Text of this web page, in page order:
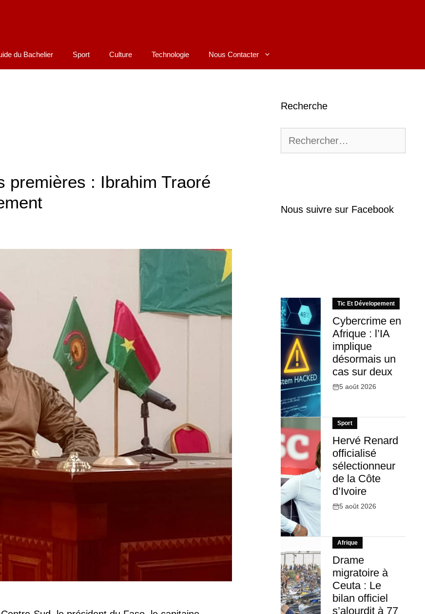
du Bachelier Sport Culture Technologie Nous Contacter
premières : Ibrahim Traoré
Recherche
Nous suivre sur Facebook
Tic Et Dévelopement
Cybercrime en
Afrique : l’IA
implique
désormais un
cas sur deux
5 août 2026
Sport
Hervé Renard
officialisé
sélectionneur
de la Côte
d’Ivoire
5 août 2026
Afrique
Drame
migratoire à
Ceuta : Le
bilan officiel
s’alourdit à 77